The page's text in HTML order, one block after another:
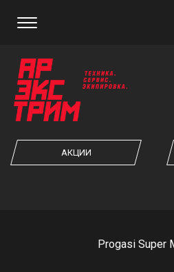
АКЦИИ
ЗАКАЗ
Progasi Super